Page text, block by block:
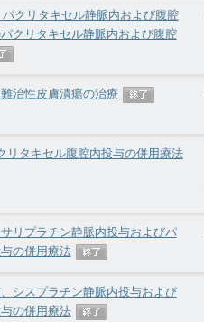
クリタキセル静脈内および腹腔
クリタキセル静脈内および腹腔
治性皮膚潰瘍の治療
リタキセル腹腔内投与の併用療法
リプラチン静脈内投与およびパ
の併用療法
シスプラチン静脈内投与および
の併用療法